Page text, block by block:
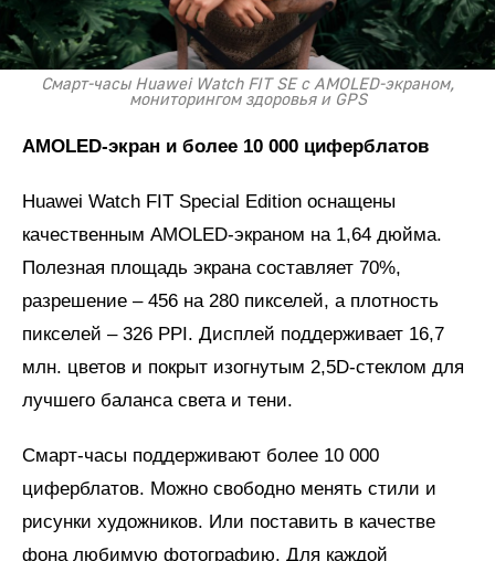
Смарт-часы Huawei Watch FIT SE с AMOLED-экраном,
мониторингом здоровья и GPS
AMOLED-экран и более 10 000 циферблатов
Huawei Watch FIT Special Edition оснащены
качественным AMOLED-экраном на 1,64 дюйма.
Полезная площадь экрана составляет 70%,
разрешение – 456 на 280 пикселей, а плотность
пикселей – 326 PPI. Дисплей поддерживает 16,7
млн. цветов и покрыт изогнутым 2,5D-стеклом для
лучшего баланса света и тени.
Смарт-часы поддерживают более 10 000
циферблатов. Можно свободно менять стили и
рисунки художников. Или поставить в качестве
фона любимую фотографию. Для каждой